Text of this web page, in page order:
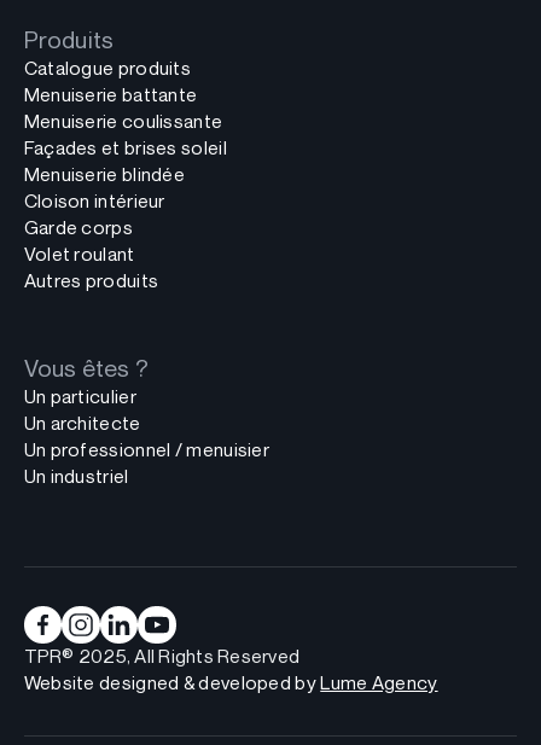
Produits
Catalogue produits
Menuiserie battante
Menuiserie coulissante
Façades et brises soleil
Menuiserie blindée
Cloison intérieur
Garde corps
Volet roulant
Autres produits
Vous êtes ?
Un particulier
Un architecte
Un professionnel / menuisier
Un industriel
TPR® 2025, All Rights Reserved
Website designed & developed byLume Agency